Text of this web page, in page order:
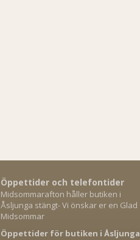
Öppettider och telefontider
Midsommarafton håller butiken i
Åsljunga stängt- Vi önskar er en Glad
Midsommar
Öppettider för butiken i Åsljunga